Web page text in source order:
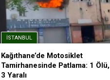
İSTANBUL
Kağıthane’de Motosiklet
Tamirhanesinde Patlama: 1 Ölü,
3 Yaralı